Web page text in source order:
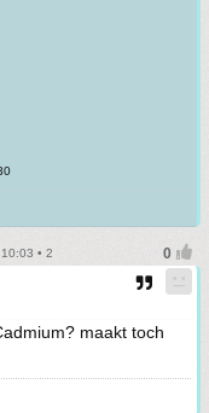
• 2
maakt toch